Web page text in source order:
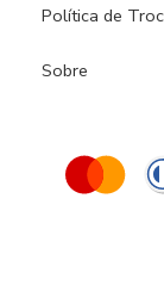
Política de
Sobre